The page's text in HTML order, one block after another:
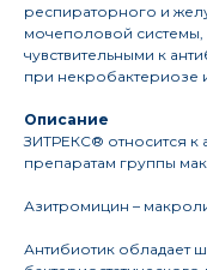
респираторного и
мочеполовой системы,
чувствительными к
при некробактериозе
Описание
ЗИТРЕКС® относится к
препаратам группы
Азитромицин –
Антибиотик обладает